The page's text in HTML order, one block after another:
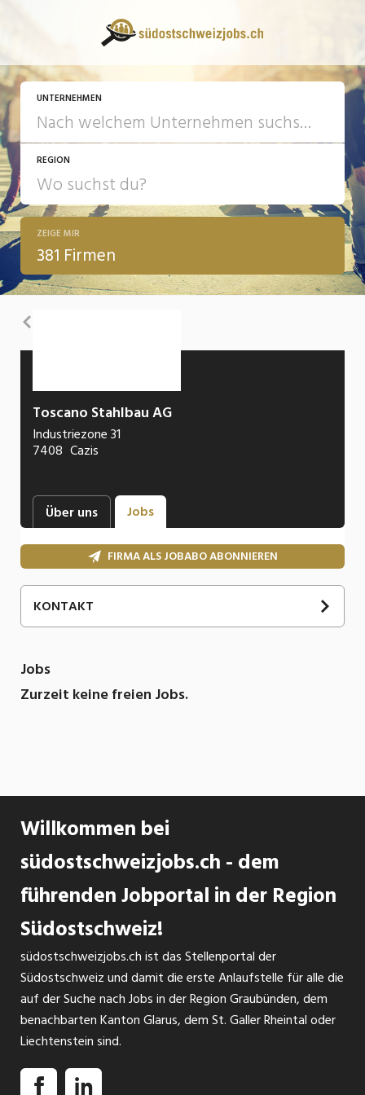
UNTERNEHMEN
REGION
ZEIGE MIR
381 Firmen
Toscano Stahlbau AG
Industriezone 31
7408 Cazis
Über uns Jobs
FIRMA ALS JOBABO ABONNIEREN
KONTAKT
Jobs
Zurzeit keine freien Jobs.
Willkommen bei
südostschweizjobs.ch - dem
führenden Jobportal in der Region
Südostschweiz!
südostschweizjobs.ch ist das Stellenportal der
Südostschweiz und damit die erste Anlaufstelle für alle die
auf der Suche nach Jobs in der Region Graubünden, dem
benachbarten Kanton Glarus, dem St. Galler Rheintal oder
Liechtenstein sind.